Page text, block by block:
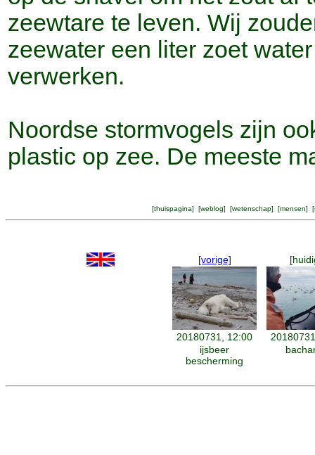
zeewtare te leven. Wij
zeewater een liter zoet
verwerken.
Noordse stormvogels zijn
plastic op zee. De meeste
[thuispagina] [weblog] [wetenschap] [mensen] [
[vorige]
20180731, 12:00
ijsbeer
bescherming